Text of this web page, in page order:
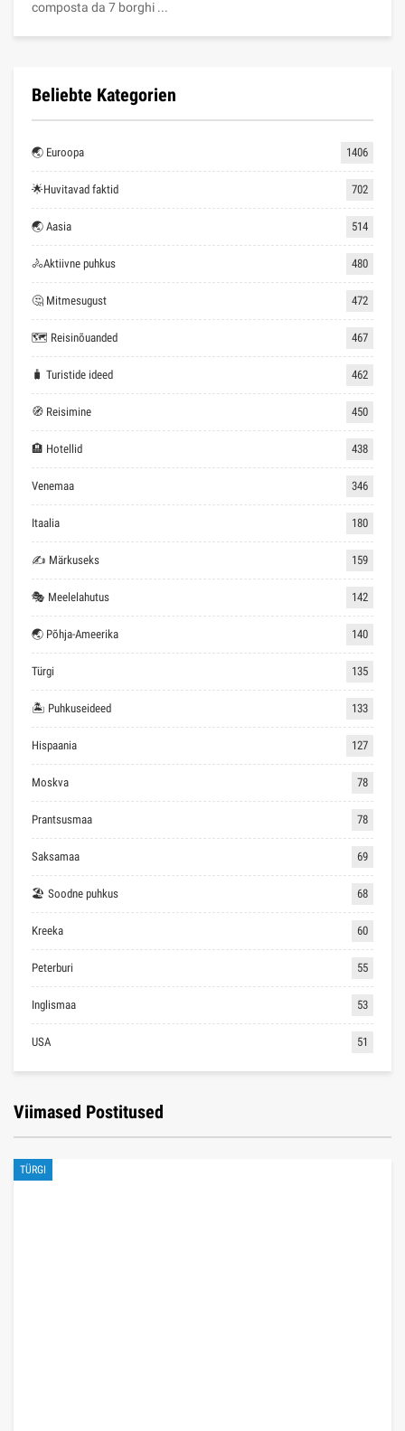
composta da 7 borghi ...
Beliebte Kategorien
🌏 Euroopa 1406
🌟Huvitavad faktid 702
🌏 Aasia 514
🚴Aktiivne puhkus 480
🤔 Mitmesugust 472
🗺 Reisinõuanded 467
🧳 Turistide ideed 462
🧭 Reisimine 450
🏨 Hotellid 438
Venemaa 346
Itaalia 180
✍ Märkuseks 159
🎭 Meelelahutus 142
🌏 Põhja-Ameerika 140
Türgi 135
🏝 Puhkuseideed 133
Hispaania 127
Moskva 78
Prantsusmaa 78
Saksamaa 69
🏖 Soodne puhkus 68
Kreeka 60
Peterburi 55
Inglismaa 53
USA 51
Viimased Postitused
TÜRGI